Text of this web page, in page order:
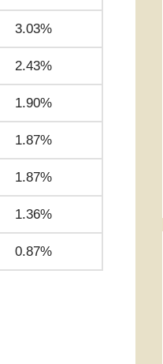
3.03%
2.43%
1.90%
1.87%
1.87%
1.36%
0.87%